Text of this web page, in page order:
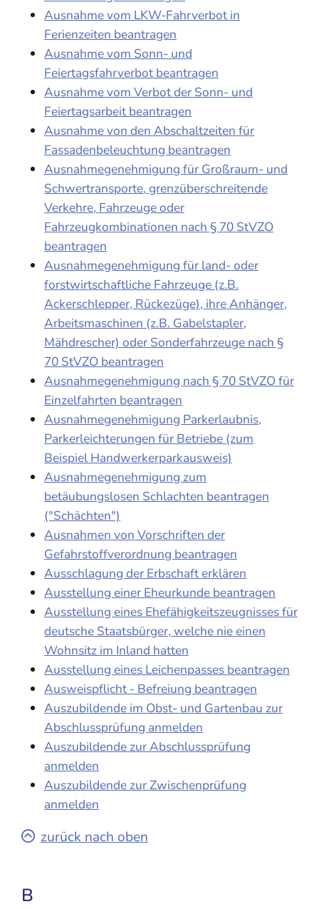
Ausnahme vom LKW-Fahrverbot in
Ferienzeiten beantragen
Ausnahme vom Sonn- und
Feiertagsfahrverbot beantragen
Ausnahme vom Verbot der Sonn- und
Feiertagsarbeit beantragen
Ausnahme von den Abschaltzeiten für
Fassadenbeleuchtung beantragen
Ausnahmegenehmigung für Großraum- und
Schwertransporte, grenzüberschreitende
Verkehre, Fahrzeuge oder
Fahrzeugkombinationen nach § 70 StVZO
beantragen
Ausnahmegenehmigung für land- oder
forstwirtschaftliche Fahrzeuge (z.B.
Ackerschlepper, Rückezüge), ihre Anhänger,
Arbeitsmaschinen (z.B. Gabelstapler,
Mähdrescher) oder Sonderfahrzeuge nach §
70 StVZO beantragen
Ausnahmegenehmigung nach § 70 StVZO für
Einzelfahrten beantragen
Ausnahmegenehmigung Parkerlaubnis,
Parkerleichterungen für Betriebe (zum
Beispiel Handwerkerparkausweis)
Ausnahmegenehmigung zum
betäubungslosen Schlachten beantragen
("Schächten")
Ausnahmen von Vorschriften der
Gefahrstoffverordnung beantragen
Ausschlagung der Erbschaft erklären
Ausstellung einer Eheurkunde beantragen
Ausstellung eines Ehefähigkeitszeugnisses für
deutsche Staatsbürger, welche nie einen
Wohnsitz im Inland hatten
Ausstellung eines Leichenpasses beantragen
Ausweispflicht - Befreiung beantragen
Auszubildende im Obst- und Gartenbau zur
Abschlussprüfung anmelden
Auszubildende zur Abschlussprüfung
anmelden
Auszubildende zur Zwischenprüfung
anmelden
zurück nach oben
B